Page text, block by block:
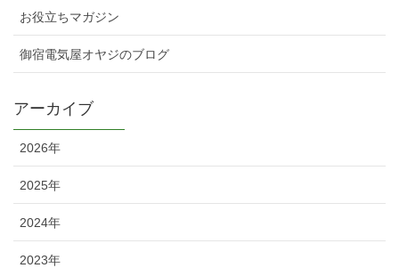
お役立ちマガジン
御宿電気屋オヤジのブログ
アーカイブ
2026年
2025年
2024年
2023年